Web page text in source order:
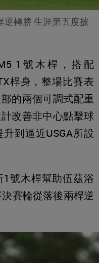
逆轉勝 生涯第五度披
1號木桿，搭配
桿身，整場比賽表
的兩個可調式配重
改善非中心點擊球
到逼近USGA所設
號木桿幫助伍茲浴
賽輪從落後兩桿逆